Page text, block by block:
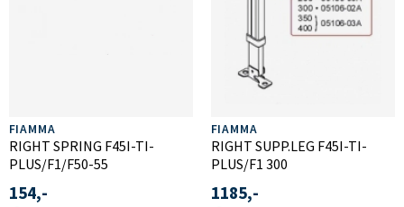
FIAMMA
RIGHT SPRING F45I-TI-
PLUS/F1/F50-55
154,-
FIAMMA
RIGHT SUPP.LEG F45I-TI-
PLUS/F1 300
1185,-